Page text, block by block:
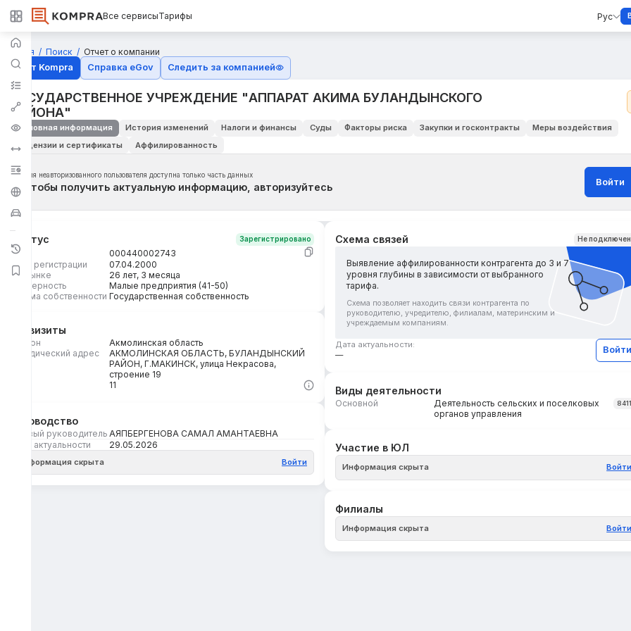
Все сервисыТарифы Рус
Главная Поиск
Отчет о компании
Отчёт Kompra
Справка eGov Следить за компанией
ГОСУДАРСТВЕННОЕ УЧРЕЖДЕНИЕ "АППАРАТ АКИМА БУЛАНДЫНСКОГО
РАЙОНА"
Основная информация История изменений Налоги и финансы Суды Факторы риска Закупки и госконтракты
Меры воздействия
Лицензии и сертификаты
Аффилированность
Для неавторизованного пользователя доступна только часть данных
Чтобы получить актуальную информацию, авторизуйтесь Войти
Статус Зарегистрировано
БИН
000440002743
Дата регистрации
07.04.2000
На рынке
26 лет, 3 месяца
Размерность
Малые предприятия (41-50)
Форма собственности Государственная собственность
Реквизиты
Регион
Акмолинская область
Юридический адрес
АКМОЛИНСКАЯ ОБЛАСТЬ, БУЛАНДЫНСКИЙ
РАЙОН, Г.МАКИНСК, улица Некрасова,
строение 19
11
Руководство
Первый руководитель АЯПБЕРГЕНОВА САМАЛ АМАНТАЕВНА
Дата актуальности
29.05.2026
Информация скрыта Войти
Схема связей Не
Выявление аффилированности контрагента до 3 и 7
уровня глубины в зависимости от выбранного
тарифа.
Схема позволяет находить связи контрагента по
руководителю, учредителю, филиалам, материнским и
учреждаемым компаниям.
Дата актуальности:
—
Войти
Виды деятельности
Основной
Деятельность сельских и поселковых
органов управления
Участие в ЮЛ
Информация скрыта Войти
Филиалы
Информация скрыта Войти